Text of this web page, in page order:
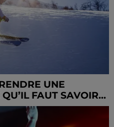
UNE
FAUT SAVOIR...